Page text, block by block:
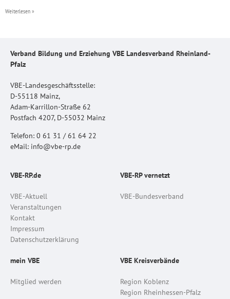
Weiterlesen »
Verband Bildung und Erziehung VBE Landesverband Rheinland-
Pfalz
VBE-Landesgeschäftsstelle:
D-55118 Mainz,
Adam-Karrillon-Straße 62
Postfach 4207, D-55032 Mainz
Telefon: 0 61 31 / 61 64 22
eMail: info@vbe-rp.de
VBE-RP.de
VBE-Aktuell
Veranstaltungen
Kontakt
Impressum
Datenschutzerklärung
VBE-RP vernetzt
VBE-Bundesverband
mein VBE
Mitglied werden
VBE Kreisverbände
Region Koblenz
Region Rheinhessen-Pfalz